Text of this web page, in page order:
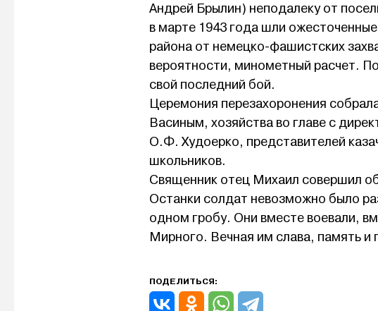
Андрей Брылин) неподалеку от
в марте 1943 года шли
района от немецко-фашистских
вероятности, минометный расчет.
свой последний бой.
Церемония перезахоронения
Васиным, хозяйства во главе с
О.Ф. Худоерко, представителей
школьников.
Священник отец Михаил совершил
Останки солдат невозможно было
одном гробу. Они вместе воевали,
Мирного. Вечная им слава, память и
ПОДЕЛИТЬСЯ: